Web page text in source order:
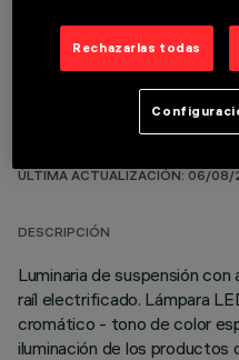
DATOS
ÚLTIMA ACTUALIZACIÓN: 06/
DESCRIPCIÓN
Luminaria de suspensión
raíl electrificado. Lámpara
cromático - tono de color
iluminación de los productos
Rechazarlas todas